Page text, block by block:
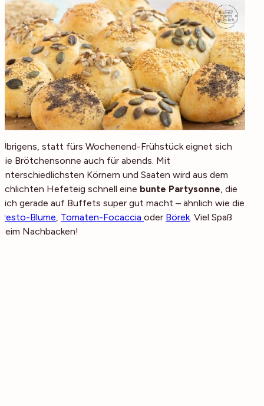
Übrigens, statt fürs Wochenend-Frühstück eignet sich
die Brötchensonne auch für abends. Mit
unterschiedlichsten Körnern und Saaten wird aus dem
schlichten Hefeteig schnell eine bunte Partysonne , die
sich gerade auf Buffets super gut macht – ähnlich wie die
Pesto-Blume Tomaten-Focaccia oder Börek . Viel Spaß
beim Nachbacken!